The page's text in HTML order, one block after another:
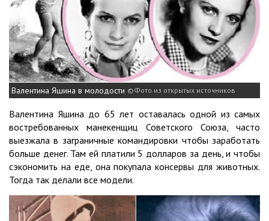
Валентина Яшина в молодости Фото из открытых источников
Валентина Яшина до 65 лет оставалась одной из самых
востребованных манекенщиц Советского Союза, часто
выезжала в заграничные командировки чтобы заработать
больше денег. Там ей платили 5 долларов за день, и чтобы
сэкономить на еде, она покупала консервы для животных.
Тогда так делали все модели.